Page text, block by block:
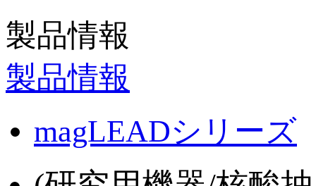
製品情報
製品情報
magLEADシリーズ